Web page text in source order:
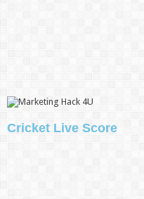
Cricket Live Score